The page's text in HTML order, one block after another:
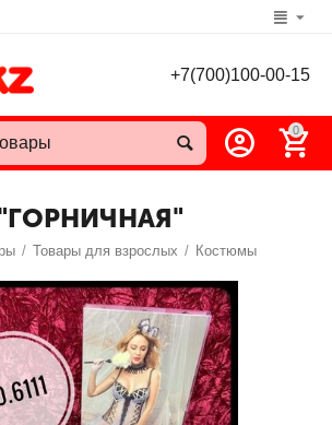
+7(700)100-00-15
0
/ Товары для взрослых / Костюмы